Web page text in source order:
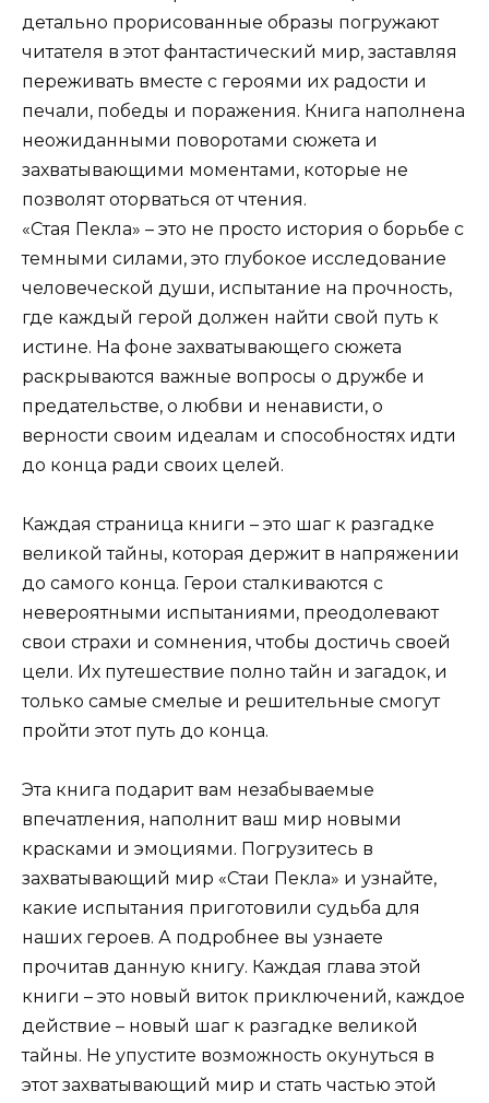
детально прорисованные образы погружают
читателя в этот фантастический мир, заставляя
переживать вместе с героями их радости и
печали, победы и поражения. Книга наполнена
неожиданными поворотами сюжета и
захватывающими моментами, которые не
позволят оторваться от чтения.
«Стая Пекла» – это не просто история о борьбе с
темными силами, это глубокое исследование
человеческой души, испытание на прочность,
где каждый герой должен найти свой путь к
истине. На фоне захватывающего сюжета
раскрываются важные вопросы о дружбе и
предательстве, о любви и ненависти, о
верности своим идеалам и способностях идти
до конца ради своих целей.
Каждая страница книги – это шаг к разгадке
великой тайны, которая держит в напряжении
до самого конца. Герои сталкиваются с
невероятными испытаниями, преодолевают
свои страхи и сомнения, чтобы достичь своей
цели. Их путешествие полно тайн и загадок, и
только самые смелые и решительные смогут
пройти этот путь до конца.
Эта книга подарит вам незабываемые
впечатления, наполнит ваш мир новыми
красками и эмоциями. Погрузитесь в
захватывающий мир «Стаи Пекла» и узнайте,
какие испытания приготовили судьба для
наших героев. А подробнее вы узнаете
прочитав данную книгу. Каждая глава этой
книги – это новый виток приключений, каждое
действие – новый шаг к разгадке великой
тайны. Не упустите возможность окунуться в
этот захватывающий мир и стать частью этой